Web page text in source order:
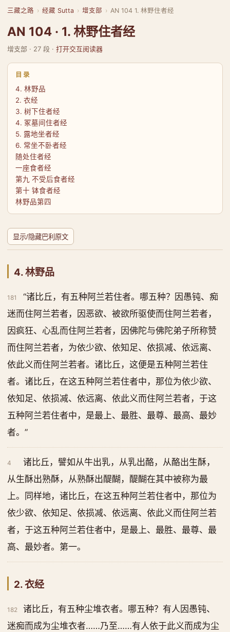
三藏之路 › 经藏 Sutta › 增支部 › AN 104 1. 林野住者经
AN 104 · 1. 林野住者经
增支部 · 27 段 · 打开交互阅读器
目录
4. 林野品
2. 衣经
3. 树下住者经
4. 冢墓间住者经
5. 露地坐者经
6. 常坐不卧者经
随处住者经
一座食者经
第九 不受后食者经
第十 钵食者经
林野品第四
显示/隐藏巴利原文
4. 林野品
181
“诸比丘，有五种阿兰若住者。哪五种？因愚钝、痴
迷而住阿兰若者，因恶欲、被欲所驱使而住阿兰若者，
因疯狂、心乱而住阿兰若者，因佛陀与佛陀弟子所称赞
而住阿兰若者，为依少欲、依知足、依损减、依远离、
依此义而住阿兰若者。诸比丘，这便是五种阿兰若住
者。诸比丘，在这五种阿兰若住者中，那位为依少欲、
依知足、依损减、依远离、依此义而住阿兰若者，于这
五种阿兰若住者中，是最上、最胜、最尊、最高、最妙
者。”
4
诸比丘，譬如从牛出乳，从乳出酪，从酪出生酥，
从生酥出熟酥，从熟酥出醍醐，醍醐在其中被称为最
上。同样地，诸比丘，在这五种阿兰若住者中，那位为
依少欲、依知足、依损减、依远离、依此义而住阿兰若
者，于这五种阿兰若住者中，是最上、最胜、最尊、最
高、最妙者。第一。
2. 衣经
182
诸比丘，有五种尘堆衣者。哪五种？有人因愚钝、
迷痴而成为尘堆衣者……乃至……有人依于此义而成为尘